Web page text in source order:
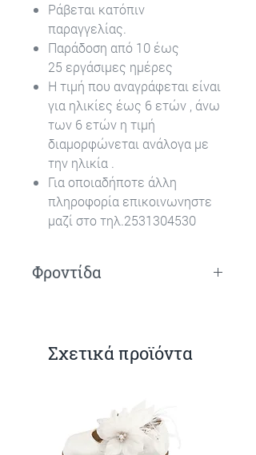
Ράβεται κατόπιν
παραγγελίας.
Παράδοση από 10 έως
25 εργάσιμες ημέρες
Η τιμή που αναγράφεται είναι
για ηλικίες έως 6 ετών , άνω
των 6 ετών η τιμή
διαμορφώνεται ανάλογα με
την ηλικία .
Για οποιαδήποτε άλλη
πληροφορία επικοινωνηστε
μαζί στο τηλ.2531304530
Φροντίδα
Σχετικά προϊόντα